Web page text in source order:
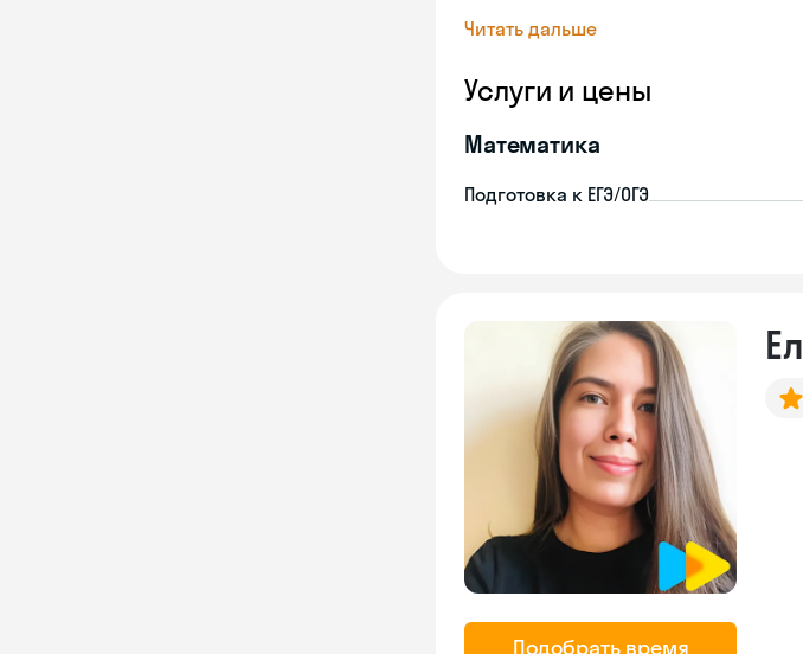
Читать дальше
Услуги и цены
Математика
Подготовка к ЕГЭ/ОГЭ
Подобрать время